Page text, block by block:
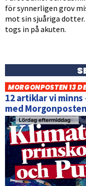
för synnerligen grov
mot sin sjuåriga
togs in på akuten.
MORGONPOSTEN 13
12 artiklar vi
med Morgonposten